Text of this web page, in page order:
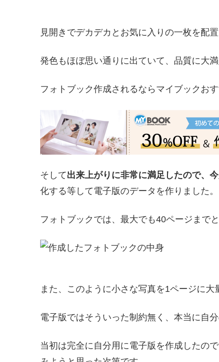
見開きでデカデカとお気に入りの一枚を配
発色もほぼ思い通りに出ていて、品質に大満
フォトブック作成されるならマイブックおす
そして出来上がりに非常に満足したので、
化する等して電子版のデータを作りました。
フォトブックでは、最大でも40ページまで
また、このように小さな写真を1ページに
電子版ではそういった制約無く、本当に自
当初は完全に自分用に電子版を作成したの